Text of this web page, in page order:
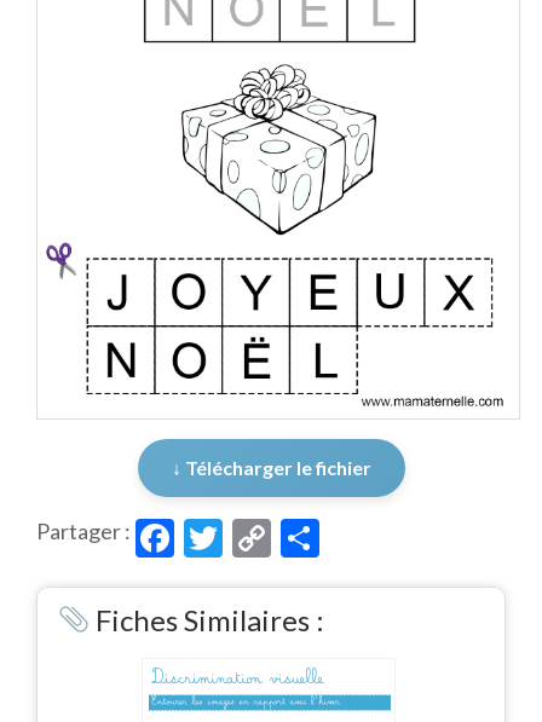
↓ Télécharger le fichier
Partager : Facebook
Twitter
Copy
Link
Fiches Similaires :